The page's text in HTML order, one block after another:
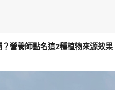
營養師點名這2種植物來源效果